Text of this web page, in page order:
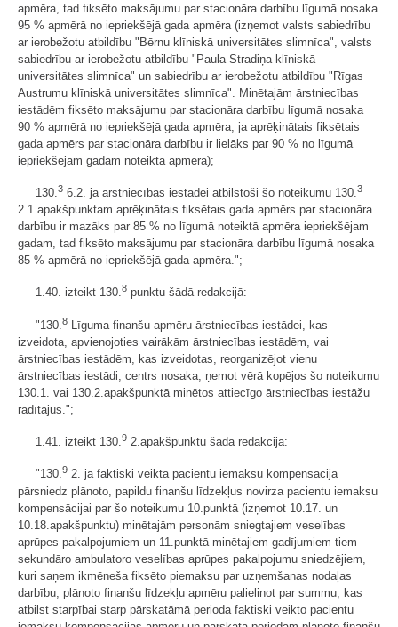
apmēra, tad fiksēto maksājumu par stacionāra darbību līgumā nosaka
95 % apmērā no iepriekšējā gada apmēra (izņemot valsts sabiedrību
ar ierobežotu atbildību "Bērnu klīniskā universitātes slimnīca", valsts
sabiedrību ar ierobežotu atbildību "Paula Stradiņa klīniskā
universitātes slimnīca" un sabiedrību ar ierobežotu atbildību "Rīgas
Austrumu klīniskā universitātes slimnīca". Minētajām ārstniecības
iestādēm fiksēto maksājumu par stacionāra darbību līgumā nosaka
90 % apmērā no iepriekšējā gada apmēra, ja aprēķinātais fiksētais
gada apmērs par stacionāra darbību ir lielāks par 90 % no līgumā
iepriekšējam gadam noteiktā apmēra);
130.3 6.2. ja ārstniecības iestādei atbilstoši šo noteikumu 130.3
2.1.apakšpunktam aprēķinātais fiksētais gada apmērs par stacionāra
darbību ir mazāks par 85 % no līgumā noteiktā apmēra iepriekšējam
gadam, tad fiksēto maksājumu par stacionāra darbību līgumā nosaka
85 % apmērā no iepriekšējā gada apmēra.";
1.40. izteikt 130.8 punktu šādā redakcijā:
"130. 8
Līguma finanšu apmēru ārstniecības iestādei, kas
izveidota, apvienojoties vairākām ārstniecības iestādēm, vai
ārstniecības iestādēm, kas izveidotas, reorganizējot vienu
ārstniecības iestādi, centrs nosaka, ņemot vērā kopējos šo noteikumu
130.1. vai 130.2.apakšpunktā minētos attiecīgo ārstniecības iestāžu
rādītājus.";
1.41. izteikt 130.9 2.apakšpunktu šādā redakcijā:
"130.9 2. ja faktiski veiktā pacientu iemaksu kompensācija
pārsniedz plānoto, papildu finanšu līdzekļus novirza pacientu iemaksu
kompensācijai par šo noteikumu 10.punktā (izņemot 10.17. un
10.18.apakšpunktu) minētajām personām sniegtajiem veselības
aprūpes pakalpojumiem un 11.punktā minētajiem gadījumiem tiem
sekundāro ambulatoro veselības aprūpes pakalpojumu sniedzējiem,
kuri saņem ikmēneša fiksēto piemaksu par uzņemšanas nodaļas
darbību, plānoto finanšu līdzekļu apmēru palielinot par summu, kas
atbilst starpībai starp pārskatāmā perioda faktiski veikto pacientu